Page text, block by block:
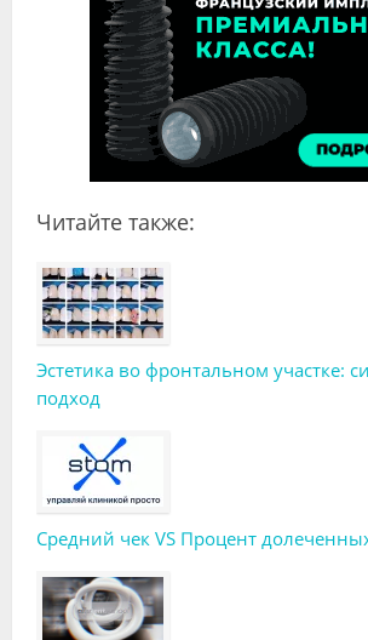
Читайте также:
Эстетика во фронтальном участке:
подход
Средний чек VS Процент